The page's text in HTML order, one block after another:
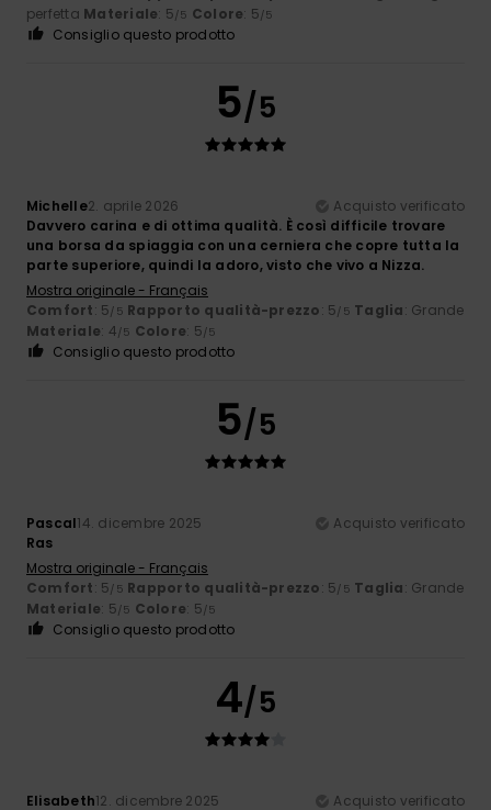
perfetta Materiale: 5/5 Colore: 5/5
Consiglio questo prodotto
5/5
Michelle2. aprile 2026
Acquisto verificato
Davvero carina e di ottima qualità. È così difficile trovare
una borsa da spiaggia con una cerniera che copre tutta la
parte superiore, quindi la adoro, visto che vivo a Nizza.
Mostra originale - Français
Comfort: 5/5 Rapporto qualità-prezzo: 5/5 Taglia: Grande
Materiale: 4/5 Colore: 5/5
Consiglio questo prodotto
5/5
Pascal14. dicembre 2025
Acquisto verificato
Ras
Mostra originale - Français
Comfort: 5/5 Rapporto qualità-prezzo: 5/5 Taglia: Grande
Materiale: 5/5 Colore: 5/5
Consiglio questo prodotto
4/5
Elisabeth12. dicembre 2025
Acquisto verificato